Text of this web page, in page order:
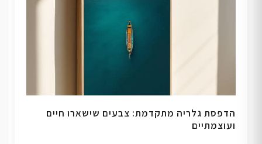
הדפסת גלריה מתקדמת: צבעים שישארו חיים
ועוצמתיים